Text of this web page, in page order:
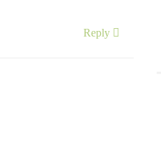
Reply